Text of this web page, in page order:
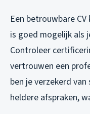
Een betrouwbare
is goed mogelijk als
Controleer
vertrouwen een
ben je verzekerd
heldere afspraken,